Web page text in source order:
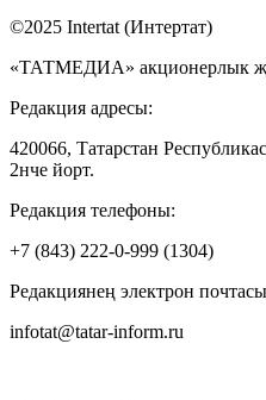
©2025 Intertat (Интертат)
«ТАТМЕДИА» акционерлык
Редакция адресы:
420066, Татарстан
2нче йорт.
Редакция телефоны:
+7 (843) 222-0-999 (1304)
Редакциянең электрон
infotat@tatar-inform.ru